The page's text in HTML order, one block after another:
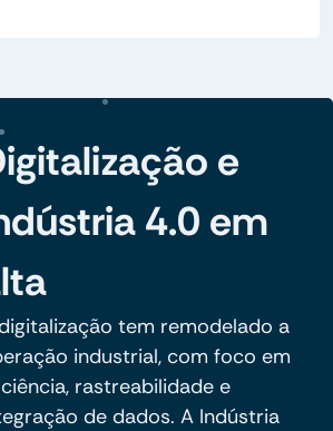
e
4.0 em
tem remodelado a
industrial, com foco em
rastreabilidade e
de dados. A Indústria